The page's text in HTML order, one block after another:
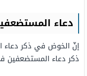
دعاء
إنّ الخوض في ذكر دعاء
ذكر دعاء المستضعفين